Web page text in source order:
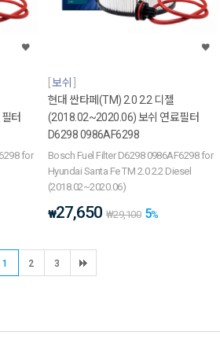
터
for
보쉬
현대 싼타페(TM) 2.0 2.2 디젤
(2018.02~2020.06) 보쉬 연료필터
D6298 0986AF6298
Bosch Fuel Filter D6298 0986AF6298 for
Hyundai Santa Fe TM 2.0 2.2 Diesel
(2018.02~2020.06)
₩27,650 ₩29,100 5%
1 2 3